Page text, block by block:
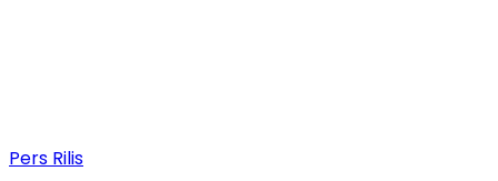
Pers Rilis